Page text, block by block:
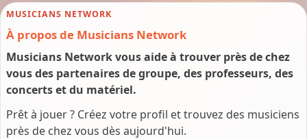
MUSICIANS NETWORK
À propos de Musicians Network
Musicians Network vous aide à trouver près de chez
vous des partenaires de groupe, des professeurs, des
concerts et du matériel.
Prêt à jouer ? Créez votre profil et trouvez des musiciens
près de chez vous dès aujourd'hui.